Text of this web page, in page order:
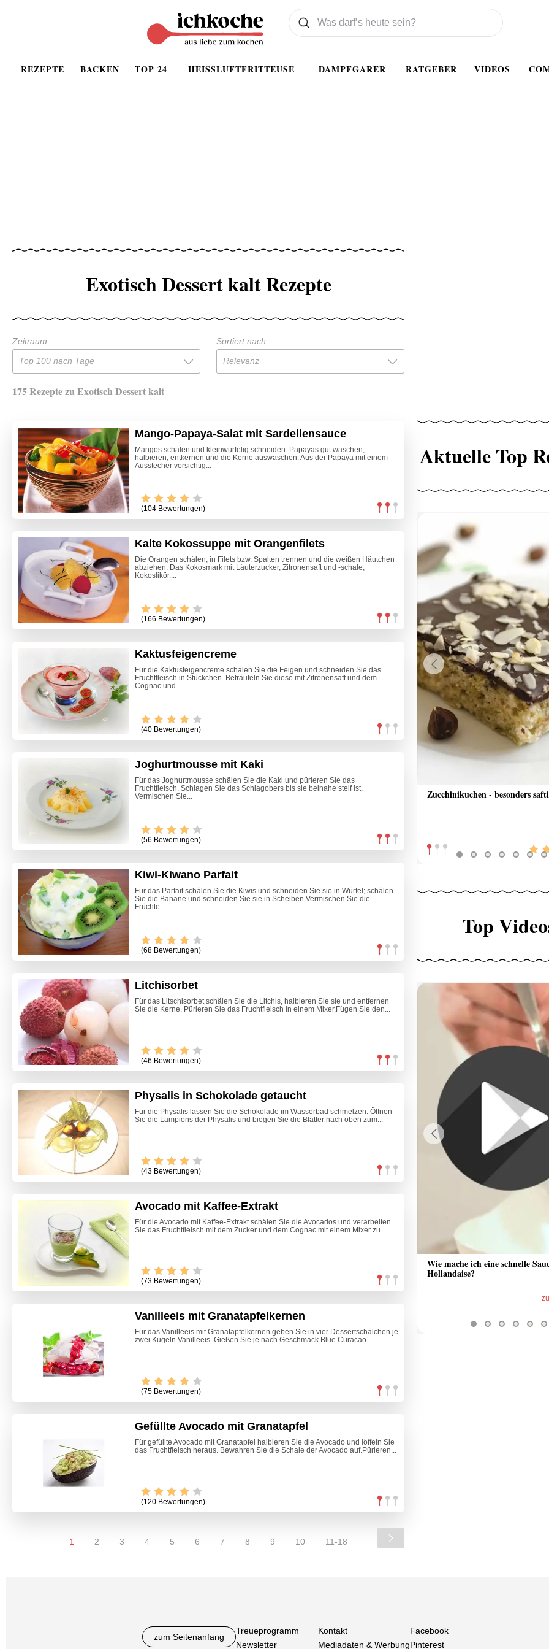
REZEPTE BACKEN TOP 24 HEISSLUFTFRITTEUSE DAMPFGARER RATGEBER VIDEOS
Was wollen Sie suchen
Suchen
Exotisch Dessert kalt Rezepte
Zeitraum:
Top 100 nach Tage
Sortiert nach:
Relevanz
175 Rezepte zu Exotisch Dessert kalt
Mango-Papaya-Salat mit Sardellensauce
Mangos schälen und kleinwürfelig schneiden. Papayas gut waschen,
halbieren, entkernen und die Kerne auswaschen. Aus der Papaya mit einem
Ausstecher vorsichtig...
(104 Bewertungen)
Kalte Kokossuppe mit Orangenfilets
Die Orangen schälen, in Filets bzw. Spalten trennen und die weißen Häutchen
abziehen. Das Kokosmark mit Läuterzucker, Zitronensaft und -schale,
Kokoslikör,...
(166 Bewertungen)
Kaktusfeigencreme
Für die Kaktusfeigencreme schälen Sie die Feigen und schneiden Sie das
Fruchtfleisch in Stückchen. Beträufeln Sie diese mit Zitronensaft und dem
Cognac und...
(40 Bewertungen)
Joghurtmousse mit Kaki
Für das Joghurtmousse schälen Sie die Kaki und pürieren Sie das
Fruchtfleisch. Schlagen Sie das Schlagobers bis sie beinahe steif ist.
Vermischen Sie...
(56 Bewertungen)
Kiwi-Kiwano Parfait
Für das Parfait schälen Sie die Kiwis und schneiden Sie sie in Würfel; schälen
Sie die Banane und schneiden Sie sie in Scheiben.Vermischen Sie die
Früchte...
(68 Bewertungen)
Litchisorbet
Für das Litschisorbet schälen Sie die Litchis, halbieren Sie sie und entfernen
Sie die Kerne. Pürieren Sie das Fruchtfleisch in einem Mixer.Fügen Sie den...
(46 Bewertungen)
Physalis in Schokolade getaucht
Für die Physalis lassen Sie die Schokolade im Wasserbad schmelzen. Öffnen
Sie die Lampions der Physalis und biegen Sie die Blätter nach oben zum...
(43 Bewertungen)
Avocado mit Kaffee-Extrakt
Für die Avocado mit Kaffee-Extrakt schälen Sie die Avocados und verarbeiten
Sie das Fruchtfleisch mit dem Zucker und dem Cognac mit einem Mixer zu...
(73 Bewertungen)
Vanilleeis mit Granatapfelkernen
Für das Vanilleeis mit Granatapfelkernen geben Sie in vier Dessertschälchen je
zwei Kugeln Vanilleeis. Gießen Sie je nach Geschmack Blue Curacao...
(75 Bewertungen)
Gefüllte Avocado mit Granatapfel
Für gefüllte Avocado mit Granatapfel halbieren Sie die Avocado und löffeln Sie
das Fruchtfleisch heraus. Bewahren Sie die Schale der Avocado auf.Pürieren...
(120 Bewertungen)
1 2 3 4 5 6 7 8 9 10 11-18
Aktuelle Top
Zucchinikuchen - besonders
Marillenkuchen mit Streusel
Previous
Top
Wie mache ich eine schnelle
Hollandaise?
Previous
zum Seitenanfang
Treueprogramm
Newsletter
Kontakt
Mediadaten & Werbung
Facebook
Pinterest